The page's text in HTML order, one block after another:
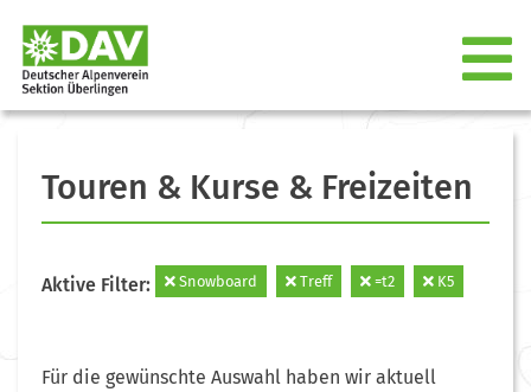
Touren & Kurse & Freizeiten
Aktive Filter: Snowboard Treff =t2 K5
Für die gewünschte Auswahl haben wir aktuell